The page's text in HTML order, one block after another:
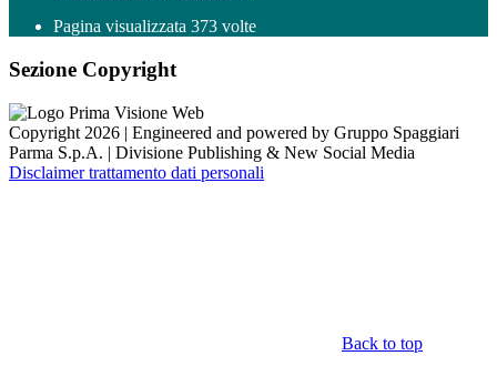
Pagina visualizzata 373 volte
Sezione Copyright
Copyright 2026 | Engineered and powered by Gruppo Spaggiari
Parma S.p.A. | Divisione Publishing & New Social Media
Disclaimer trattamento dati personali
Back to top